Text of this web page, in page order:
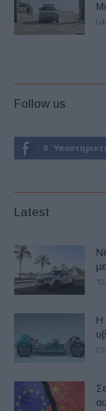
Follow us
0
Latest
Η